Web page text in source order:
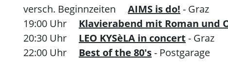
versch. Beginnzeiten AIMS is do! - Graz
19:00 Uhr
Klavierabend mit Roman und
20:30 Uhr
LEO KYSèLA in concert - Graz
22:00 Uhr
Best of the 80's- Postgarage